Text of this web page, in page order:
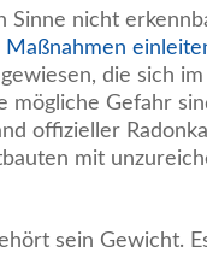
Sinne nicht
Maßnahmen
die sich
mögliche Gefahr
offizieller
mit
sein Gewicht.